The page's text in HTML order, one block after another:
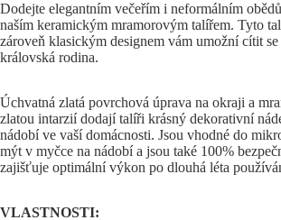
Dodejte elegantním večeřím i neformálním
naším keramickým mramorovým talířem. Tyto
zároveň klasickým designem vám umožní cítit
královská rodina.
Úchvatná zlatá povrchová úprava na okraji a
zlatou intarzií dodají talíři krásný dekorativní
nádobí ve vaší domácnosti. Jsou vhodné do
mýt v myčce na nádobí a jsou také 100%
zajišťuje optimální výkon po dlouhá léta
VLASTNOSTI: